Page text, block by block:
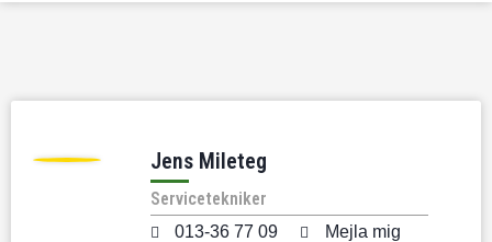
Jens Mileteg
Servicetekniker
013-36 77 09 Mejla mig